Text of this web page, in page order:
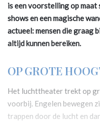
is een voorstelling op
shows en een magische
actueel: mensen die graag
altijd kunnen bereiken.
OP GROTE
Het luchttheater trekt op
voorbij. Engelen bewegen
trappen door de lucht en